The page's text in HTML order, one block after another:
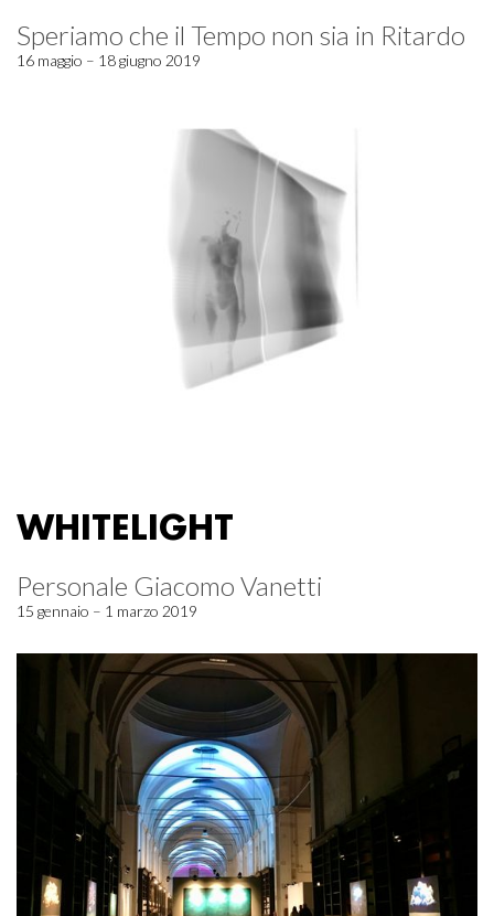
Speriamo che il Tempo non sia in Ritardo
16 maggio – 18 giugno 2019
WHITELIGHT
Personale Giacomo Vanetti
15 gennaio – 1 marzo 2019